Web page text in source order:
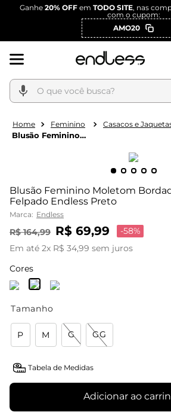
Ganhe 20% OFF em TODO SITE, nas
com o cupom:
AMO20
O que você busca?
Feminino Casacos e
Blusão Feminino
Blusão Feminino Moletom
Felpado Endless Preto
Marca: Endless
R$ 164,99 R$ 69,99 -58%
Em até 2x R$ 34,99 sem juros
Cores
Tamanho
P M G GG
Tabela de Medidas
Adicionar ao